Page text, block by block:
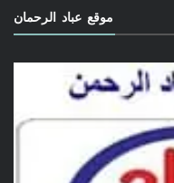
موقع عباد الرحمان